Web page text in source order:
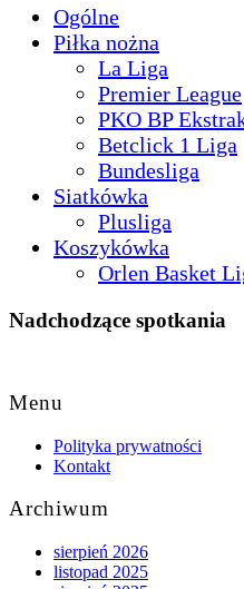
Ogólne
Piłka nożna
La Liga
Premier League
PKO BP
Betclick 1 Liga
Bundesliga
Siatkówka
Plusliga
Koszykówka
Orlen Basket
Nadchodzące spotkania
to
Top
Menu
Polityka prywatności
Kontakt
Archiwum
sierpień 2026
listopad 2025